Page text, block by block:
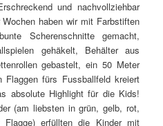
und nachvollziehbar
haben wir mit Farbstiften
Scherenschnitte gemacht,
gehäkelt, Behälter aus
gebastelt, ein 50 Meter
fürs Fussballfeld kreiert
absolute Highlight für die Kids!
(am liebsten in grün, gelb, rot,
Flagge) erfüllten die Kinder mit